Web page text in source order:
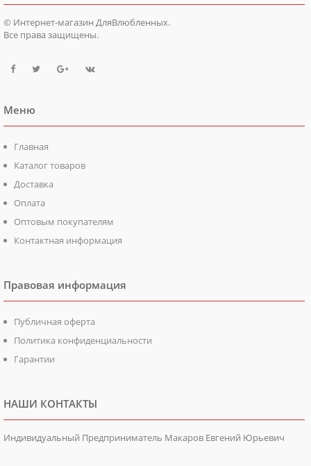
© Интернет-магазин ДляВлюбленных.
Все права защищены.
Меню
Главная
Каталог товаров
Доставка
Оплата
Оптовым покупателям
Контактная информация
Правовая информация
Публичная оферта
Политика конфиденциальности
Гарантии
НАШИ КОНТАКТЫ
Индивидуальный Предприниматель Макаров Евгений Юрьевич